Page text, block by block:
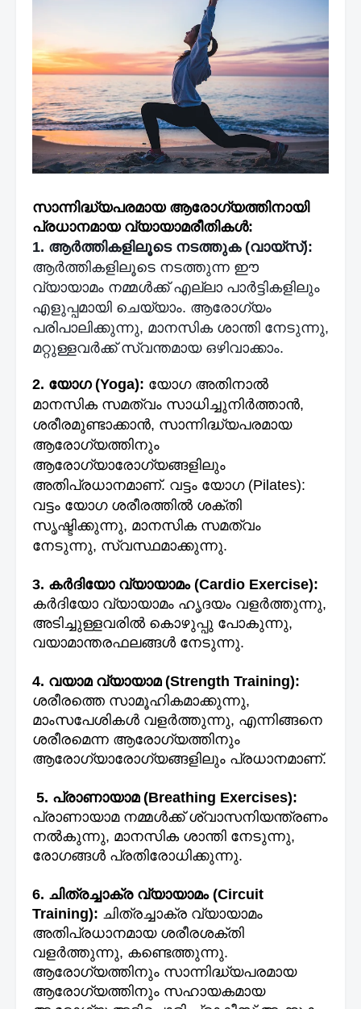
സാന്നിദ്ധ്യപരമായ ആരോഗ്യത്തിനായി
പ്രധാനമായ വ്യായാമരീതികൾ:
1. ആർത്തികളിലൂടെ നടത്തുക (വായ്സ്):
ആർത്തികളിലൂടെ നടത്തുന്ന ഈ
വ്യായാമം നമ്മൾക്ക് എല്ലാ പാർട്ടികളിലും
എളുപ്പമായി ചെയ്യാം. ആരോഗ്യം
പരിപാലിക്കുന്നു, മാനസിക ശാന്തി നേടുന്നു,
മറ്റുള്ളവർക്ക് സ്വന്തമായ ഒഴിവാക്കാം.
2. യോഗ (Yoga): യോഗ അതിനാൽ
മാനസിക സമത്വം സാധിച്ചുനിർത്താൻ,
ശരീരമുണ്ടാക്കാൻ, സാന്നിദ്ധ്യപരമായ
ആരോഗ്യത്തിനും
ആരോഗ്യാരോഗ്യങ്ങളിലും
അതിപ്രധാനമാണ്. വട്ടം യോഗ (Pilates):
വട്ടം യോഗ ശരീരത്തിൽ ശക്തി
സൃഷ്ടിക്കുന്നു, മാനസിക സമത്വം
നേടുന്നു, സ്വസ്ഥമാക്കുന്നു.
3. കർദിയോ വ്യായാമം (Cardio Exercise):
കർദിയോ വ്യായാമം ഹൃദയം വളർത്തുന്നു,
അടിച്ചുള്ളവരിൽ കൊഴുപ്പു പോകുന്നു,
വയാമാന്തരഫലങ്ങൾ നേടുന്നു.
4. വയാമ വ്യായാമ (Strength Training):
ശരീരത്തെ സാമൂഹികമാക്കുന്നു,
മാംസപേശികൾ വളർത്തുന്നു, എന്നിങ്ങനെ
ശരീരമെന്ന ആരോഗ്യത്തിനും
ആരോഗ്യാരോഗ്യങ്ങളിലും പ്രധാനമാണ്.
5. പ്രാണായാമ (Breathing Exercises):
പ്രാണായാമ നമ്മൾക്ക് ശ്വാസനിയന്ത്രണം
നൽകുന്നു, മാനസിക ശാന്തി നേടുന്നു,
രോഗങ്ങൾ പ്രതിരോധിക്കുന്നു.
6. ചിത്രച്ചാക്ര വ്യായാമം (Circuit
Training): ചിത്രച്ചാക്ര വ്യായാമം
അതിപ്രധാനമായ ശരീരശക്തി
വളർത്തുന്നു, കണ്ടെത്തുന്നു.
ആരോഗ്യത്തിനും സാന്നിദ്ധ്യപരമായ
ആരോഗ്യത്തിനും സഹായകമായ